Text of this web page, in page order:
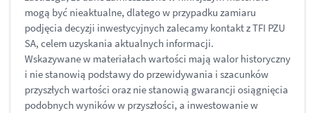
mogą być nieaktualne, dlatego w przypadku zamiaru
podjęcia decyzji inwestycyjnych zalecamy kontakt z TFI PZU
SA, celem uzyskania aktualnych informacji.
Wskazywane w materiałach wartości mają walor historyczny
i nie stanowią podstawy do przewidywania i szacunków
przyszłych wartości oraz nie stanowią gwarancji osiągnięcia
podobnych wyników w przyszłości, a inwestowanie w